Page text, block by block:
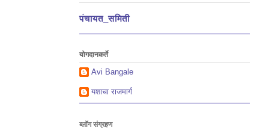
पंचायत_समिती
योगदानकर्ते
Avi Bangale
यशाचा राजमार्ग
ब्लॉग संग्रहण